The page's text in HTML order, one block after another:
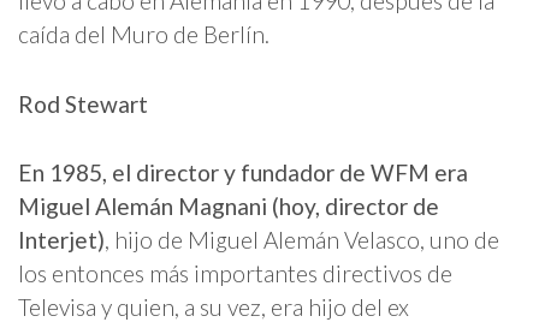
caída del Muro de Berlín.
Rod Stewart
En 1985, el director y fundador de WFM era
Miguel Alemán Magnani (hoy, director de
Interjet), hijo de Miguel Alemán Velasco, uno de
los entonces más importantes directivos de
Televisa y quien, a su vez, era hijo del ex